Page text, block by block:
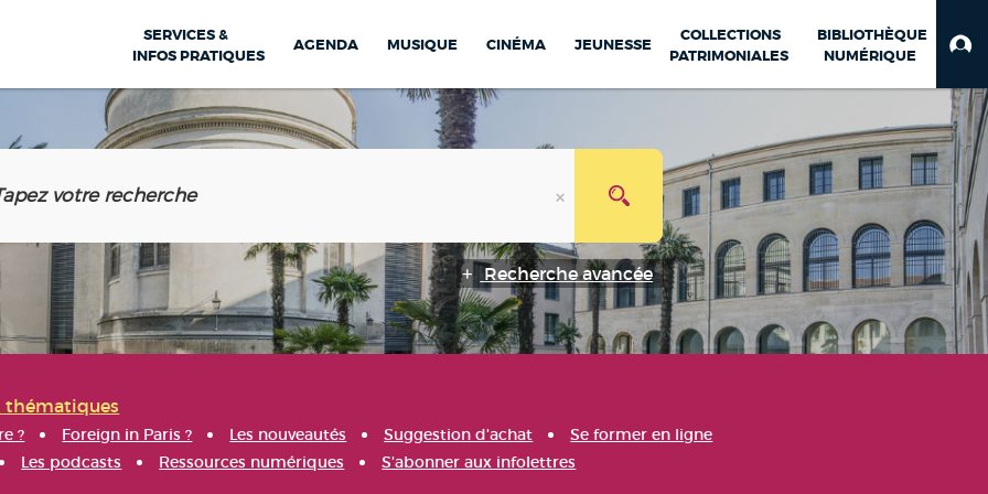
SERVICES &
INFOS PRATIQUES
AGENDA MUSIQUE CINÉMA JEUNESSE
COLLECTIONS
PATRIMONIALES
BIBLIOTHÈQUE
NUMÉRIQUE
Recherche avancée
thématiques
? Foreign in Paris ? Les nouveautés Suggestion d'achat
Se former en ligne
Les podcasts Ressources numériques S'abonner aux infolettres